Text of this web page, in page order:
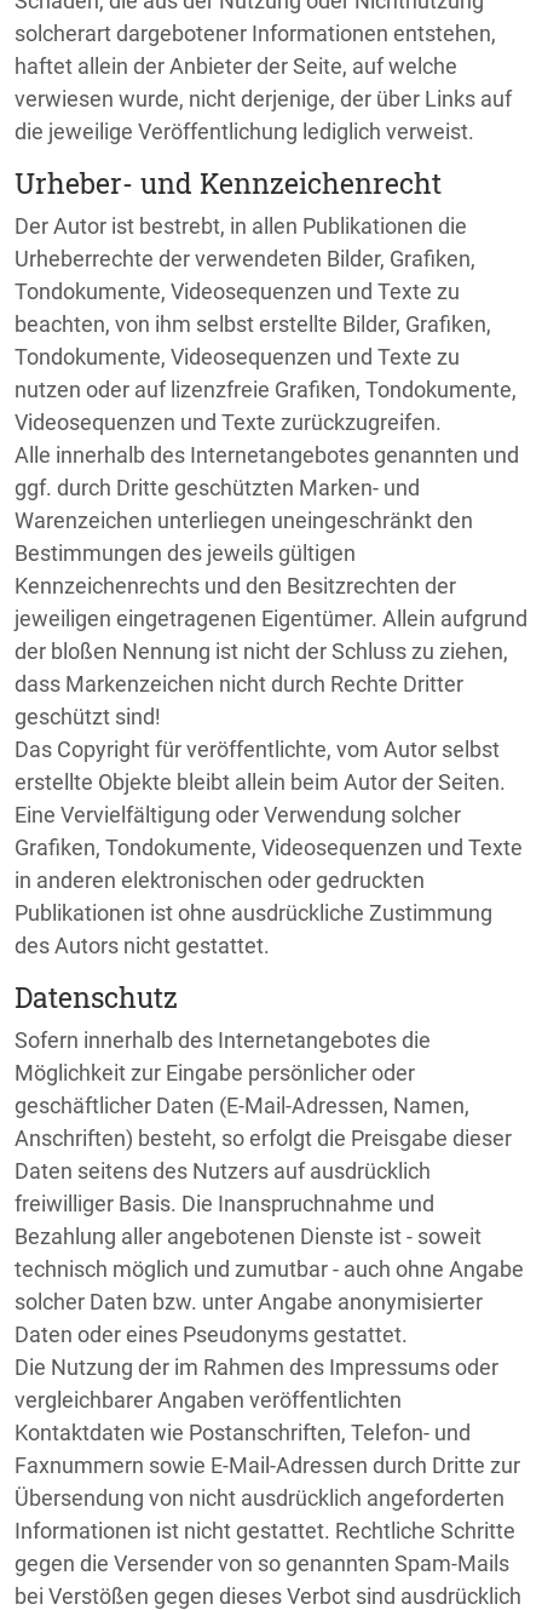
solcherart dargebotener Informationen entstehen,
haftet allein der Anbieter der Seite, auf welche
verwiesen wurde, nicht derjenige, der über Links auf
die jeweilige Veröffentlichung lediglich verweist.
Urheber- und Kennzeichenrecht
Der Autor ist bestrebt, in allen Publikationen die
Urheberrechte der verwendeten Bilder, Grafiken,
Tondokumente, Videosequenzen und Texte zu
beachten, von ihm selbst erstellte Bilder, Grafiken,
Tondokumente, Videosequenzen und Texte zu
nutzen oder auf lizenzfreie Grafiken, Tondokumente,
Videosequenzen und Texte zurückzugreifen.
Alle innerhalb des Internetangebotes genannten und
ggf. durch Dritte geschützten Marken- und
Warenzeichen unterliegen uneingeschränkt den
Bestimmungen des jeweils gültigen
Kennzeichenrechts und den Besitzrechten der
jeweiligen eingetragenen Eigentümer. Allein aufgrund
der bloßen Nennung ist nicht der Schluss zu ziehen,
dass Markenzeichen nicht durch Rechte Dritter
geschützt sind!
Das Copyright für veröffentlichte, vom Autor selbst
erstellte Objekte bleibt allein beim Autor der Seiten.
Eine Vervielfältigung oder Verwendung solcher
Grafiken, Tondokumente, Videosequenzen und Texte
in anderen elektronischen oder gedruckten
Publikationen ist ohne ausdrückliche Zustimmung
des Autors nicht gestattet.
Datenschutz
Sofern innerhalb des Internetangebotes die
Möglichkeit zur Eingabe persönlicher oder
geschäftlicher Daten (E-Mail-Adressen, Namen,
Anschriften) besteht, so erfolgt die Preisgabe dieser
Daten seitens des Nutzers auf ausdrücklich
freiwilliger Basis. Die Inanspruchnahme und
Bezahlung aller angebotenen Dienste ist - soweit
technisch möglich und zumutbar - auch ohne Angabe
solcher Daten bzw. unter Angabe anonymisierter
Daten oder eines Pseudonyms gestattet.
Die Nutzung der im Rahmen des Impressums oder
vergleichbarer Angaben veröffentlichten
Kontaktdaten wie Postanschriften, Telefon- und
Faxnummern sowie E-Mail-Adressen durch Dritte zur
Übersendung von nicht ausdrücklich angeforderten
Informationen ist nicht gestattet. Rechtliche Schritte
gegen die Versender von so genannten Spam-Mails
bei Verstößen gegen dieses Verbot sind ausdrücklich